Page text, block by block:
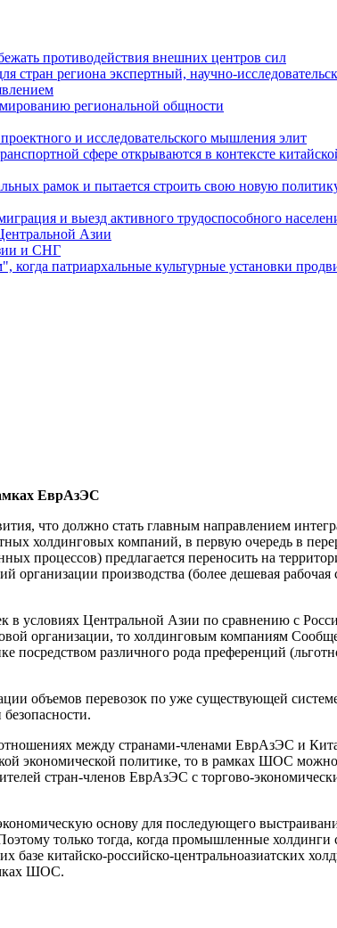
противодействия внешних центров сил
региона экспертный, научно-
региональной общности
и исследовательского мышления элит
сфере открываются в контексте
рамок и пытается строить свою новую
и выезд активного трудоспособного
Азии
и СНГ
патриархальные культурные установки
ЕврАзЭС
что должно стать главным направлением
холдинговых компаний, в первую очередь в
процессов) предлагается переносить на
организации производства (более дешевая рабочая
в условиях Центральной Азии по сравнению с
организации, то холдинговым компаниям
посредством различного рода преференций
объемов перевозок по уже существующей
между странами-членами ЕврАзЭС и
экономической политике, то в рамках ШОС
стран-членов ЕврАзЭС с торгово-
основу для последующего
только тогда, когда промышленные холдинги
китайско-российско-центральноазиатских
ШОС.